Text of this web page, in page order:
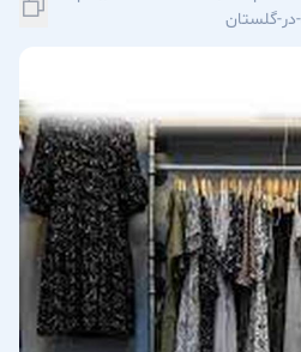
در-گلستان